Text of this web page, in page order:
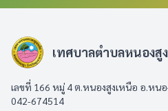
เทศบาลตำบลหนองสู
เลขที่ 166 หมู่ 4 ต.หนองสูงเหนือ อ.หนอ
042-674514